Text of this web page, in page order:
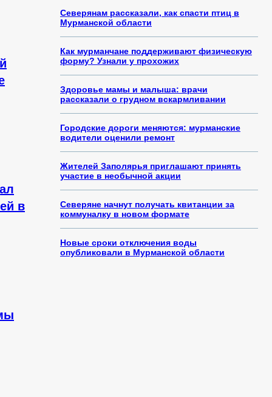
в
Северянам рассказали, как спасти птиц в
Мурманской области
Как мурманчане поддерживают физическую
форму? Узнали у прохожих
Здоровье мамы и малыша: врачи
рассказали о грудном вскармливании
Городские дороги меняются: мурманские
водители оценили ремонт
Жителей Заполярья приглашают принять
участие в необычной акции
Северяне начнут получать квитанции за
коммуналку в новом формате
Новые сроки отключения воды
опубликовали в Мурманской области